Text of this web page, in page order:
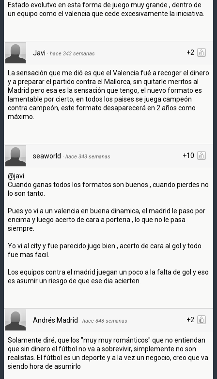
Estado evolutvo en esta forma de juego muy grande , dentro de
un equipo como el valencia que cede excesivamente la iniciativa.
+2
Javi · hace 343 semanas
La sensación que me dió es que el Valencia fué a recoger el dinero
y a preparar el partido contra el Mallorca, sin quitarle meritos al
Madrid pero esa es la sensación que tengo, el nuevo formato es
lamentable por cierto, en todos los paises se juega campeón
contra campeón, este formato desaparecerá en 2 años como
máximo.
+10
seaworld · hace 343 semanas
@javi
Cuando ganas todos los formatos son buenos , cuando pierdes no
lo son tanto.
Pues yo vi a un valencia en buena dinamica, el madrid le paso por
encima y luego acerto de cara a porteria , lo que no le pasa
siempre.
Yo vi al city y fue parecido jugo bien , acerto de cara al gol y todo
fue mas facil.
Los equipos contra el madrid juegan un poco a la falta de gol y eso
es asumir un riesgo de que ese dia acierten.
+2
Andrés Madrid · hace 343 semanas
Solamente diré, que los "muy muy románticos" que no entiendan
que sin dinero el fútbol no va a sobrevivir, simplemente no son
realistas. El fútbol es un deporte y a la vez un negocio, creo que va
siendo hora de asumirlo